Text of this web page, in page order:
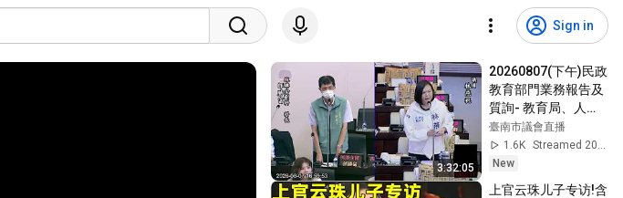
Sign in
3:32:05
20260807(下午)民政
教育部門業務報告及
質詢- 教育局、人事
處、秘書處
臺南市議會直播
1.6K
Streamed 20h ago
New
上官云珠儿子专访!含